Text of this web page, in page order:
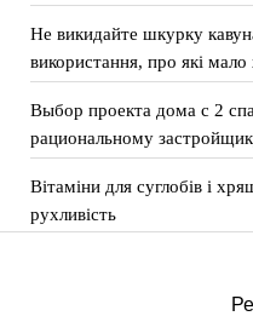
Не викидайте шкурку
використання, про які мало
Выбор проекта дома с 2
рациональному
Вітаміни для суглобів і
рухливість